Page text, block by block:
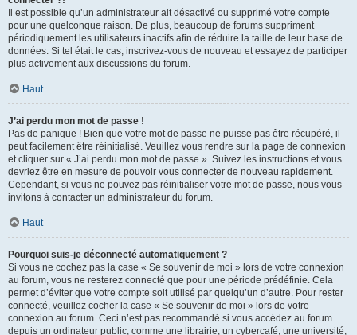
Il est possible qu’un administrateur ait désactivé ou supprimé votre compte
pour une quelconque raison. De plus, beaucoup de forums suppriment
périodiquement les utilisateurs inactifs afin de réduire la taille de leur base de
données. Si tel était le cas, inscrivez-vous de nouveau et essayez de participer
plus activement aux discussions du forum.
Haut
J’ai perdu mon mot de passe !
Pas de panique ! Bien que votre mot de passe ne puisse pas être récupéré, il
peut facilement être réinitialisé. Veuillez vous rendre sur la page de connexion
et cliquer sur « J’ai perdu mon mot de passe ». Suivez les instructions et vous
devriez être en mesure de pouvoir vous connecter de nouveau rapidement.
Cependant, si vous ne pouvez pas réinitialiser votre mot de passe, nous vous
invitons à contacter un administrateur du forum.
Haut
Pourquoi suis-je déconnecté automatiquement ?
Si vous ne cochez pas la case « Se souvenir de moi » lors de votre connexion
au forum, vous ne resterez connecté que pour une période prédéfinie. Cela
permet d’éviter que votre compte soit utilisé par quelqu’un d’autre. Pour rester
connecté, veuillez cocher la case « Se souvenir de moi » lors de votre
connexion au forum. Ceci n’est pas recommandé si vous accédez au forum
depuis un ordinateur public, comme une librairie, un cybercafé, une université,